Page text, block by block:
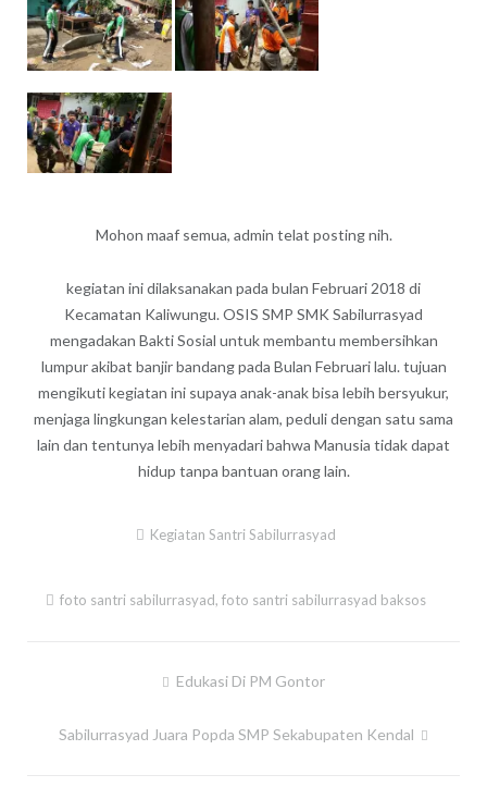
Mohon maaf semua, admin telat posting nih.
kegiatan ini dilaksanakan pada bulan Februari 2018 di
Kecamatan Kaliwungu. OSIS SMP SMK Sabilurrasyad
mengadakan Bakti Sosial untuk membantu membersihkan
lumpur akibat banjir bandang pada Bulan Februari lalu. tujuan
mengikuti kegiatan ini supaya anak-anak bisa lebih bersyukur,
menjaga lingkungan kelestarian alam, peduli dengan satu sama
lain dan tentunya lebih menyadari bahwa Manusia tidak dapat
hidup tanpa bantuan orang lain.
Kegiatan Santri Sabilurrasyad
foto santri sabilurrasyad,foto santri sabilurrasyad baksos
navigation
Edukasi Di PM Gontor
Sabilurrasyad Juara Popda SMP Sekabupaten Kendal